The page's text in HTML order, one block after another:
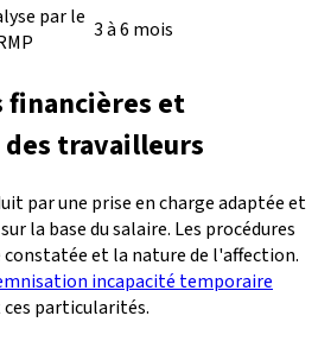
par le 3 à 6 mois
financières et
travailleurs
par une prise en charge adaptée et
la base du salaire. Les procédures
et la nature de l'affection.
incapacité temporaire
particularités.